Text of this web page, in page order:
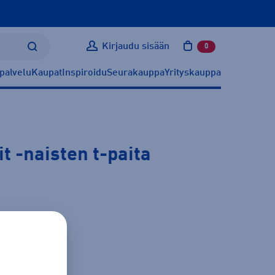
Kirjaudu sisään 0 tuotetta
Kaupat InspiroiduSeurakauppaYrityskauppa
-naisten t-paita